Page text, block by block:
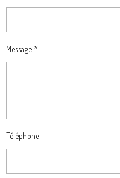
Message *
Téléphone